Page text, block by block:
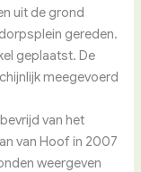
uit de grond
gereden.
geplaatst. De
meegevoerd
van het
van Hoof in 2007
weergeven